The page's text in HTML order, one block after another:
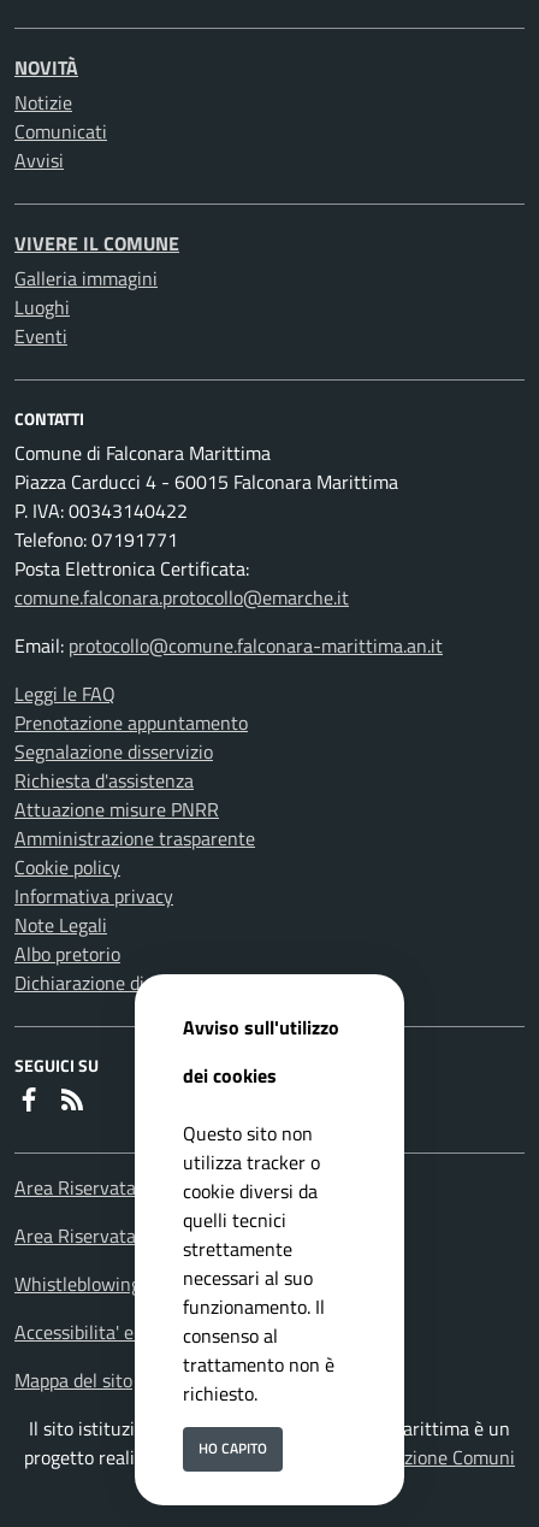
NOVITÀ
Notizie
Comunicati
Avvisi
VIVERE IL COMUNE
Galleria immagini
Luoghi
Eventi
CONTATTI
Comune di Falconara Marittima
Piazza Carducci 4 - 60015 Falconara Marittima
P. IVA: 00343140422
Telefono: 07191771
Posta Elettronica Certificata:
comune.falconara.protocollo@emarche.it
Email: protocollo@comune.falconara-marittima.an.it
Leggi le FAQ
Prenotazione appuntamento
Segnalazione disservizio
Richiesta d'assistenza
Attuazione misure PNRR
Amministrazione trasparente
Cookie policy
Informativa privacy
Note Legali
Albo pretorio
Dichiarazione di accessibilità
SEGUICI SU
Faceboook
Area Riservata Consiglieri Comunali
Area Riservata Polizia Locale
Whistleblowing – Segnalazioni illeciti
Accessibilita' e meccanismo di feedback
Mappa del sito
Il sito istituzionale del Comune di Falconara Marittima è un
progetto realizzato daISWEB S.p.A.
Soluzione Comuni
Avviso sull'utilizzo
dei cookies
Questo sito non
utilizza tracker o
cookie diversi da
quelli tecnici
strettamente
necessari al suo
funzionamento. Il
consenso al
trattamento non è
richiesto.
HO CAPITO